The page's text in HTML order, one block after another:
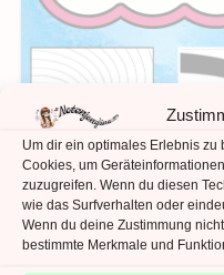
Um dir ein optimales Erlebnis
Cookies, um
zuzugreifen. Wenn du diesen
wie das Surfverhalten oder
Wenn du deine Zustimmung
bestimmte Merkmale und